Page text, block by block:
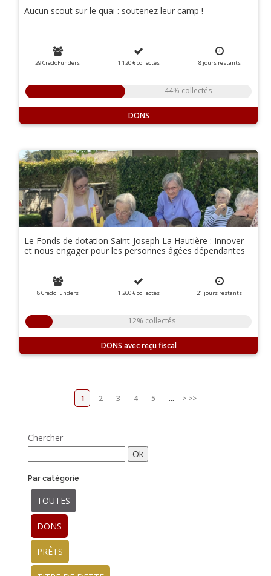
Aucun scout sur le quai : soutenez leur camp !
29 CredoFunders 1 120 €collectés 8joursrestants
44% collectés
DONS
Le Fonds de dotation Saint-Joseph La Hautière : Innover
et nous engager pour les personnes âgées dépendantes
8 CredoFunders 1 260 €collectés 21 jours restants
12% collectés
DONS
1 2 3 4 5 ... > >>
Chercher
Par catégorie
TOUTES
DONS
PRÊTS